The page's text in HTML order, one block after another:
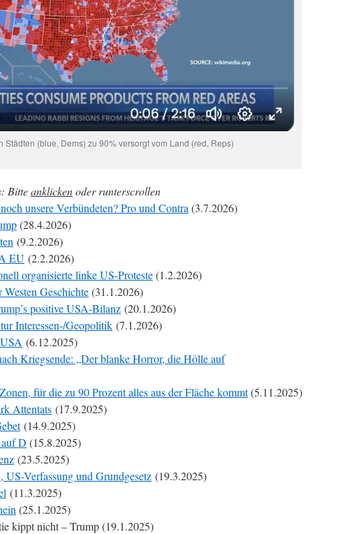
Städten (blue, Dems) zu 90% versorgt vom Land (red, Reps)
Bitteanklickenoder runterscrollen
unsere Verbündeten? Pro und Contra (3.7.2026)
(28.4.2026)
(9.2.2026)
EU (2.2.2026)
organisierte linke US-Proteste(1.2.2026)
Geschichte(31.1.2026)
positive USA-Bilanz (20.1.2026)
Interessen-/Geopolitik (7.1.2026)
(6.12.2025)
Kriegsende: „Der blanke Horror, die Hölle auf
für die zu 90 Prozent alles aus der Fläche kommt(5.11.2025)
Attentats (17.9.2025)
(14.9.2025)
D (15.8.2025)
(23.5.2025)
Verfassung und Grundgesetz (19.3.2025)
(11.3.2025)
(25.1.2025)
kippt nicht – Trump (19.1.2025)